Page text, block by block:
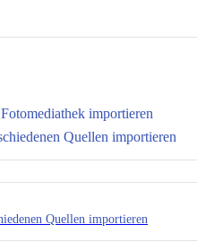
importieren
Quellen importieren
Quellen importieren